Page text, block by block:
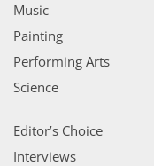
Music
Painting
Performing Arts
Science
Editor’s Choice
Interviews